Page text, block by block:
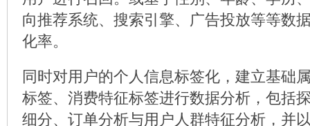
向推荐系统、搜索引擎、广告投放等等数
化率。
同时对用户的个人信息标签化，建立基础
标签、消费特征标签进行数据分析，包括
细分、订单分析与用户人群特征分析，并